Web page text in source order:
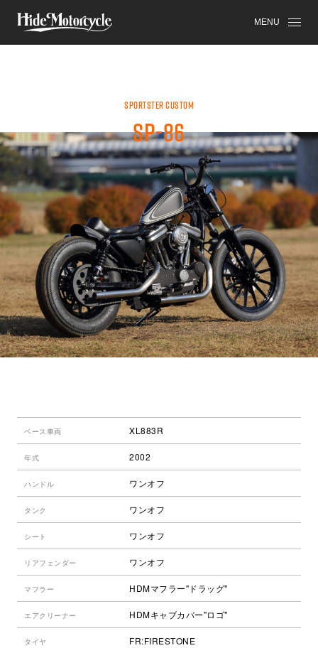
MENU
SPORTSTER
SPORTSTER CUSTOM
SP-86
ベース車両 XL883R
年式 2002
ハンドル ワンオフ
タンク ワンオフ
シート ワンオフ
リアフェンダー ワンオフ
マフラー HDMマフラー"ドラッグ"
エアクリーナー HDMキャブカバー"ロゴ"
タイヤ FR:FIRESTONE